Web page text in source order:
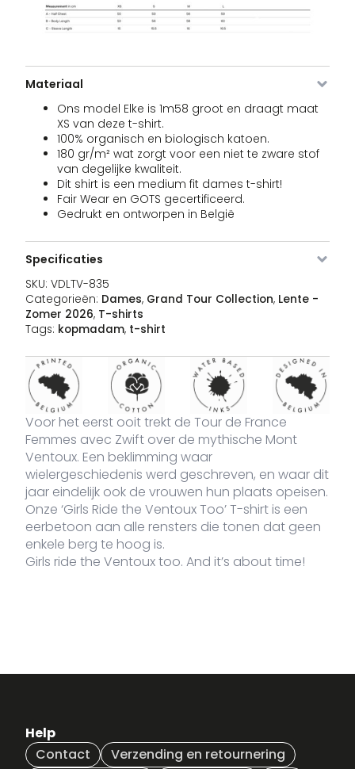
Materiaal
Ons model Elke is 1m58 groot en draagt maat
XS van deze t-shirt.
100% organisch en biologisch katoen.
180 gr/m² wat zorgt voor een niet te zware stof
van degelijke kwaliteit.
Dit shirt is een medium fit dames t-shirt!
Fair Wear en GOTS gecertificeerd.
Gedrukt en ontworpen in België
Specificaties
SKU: VDLTV-835
Categorieën: Dames, Grand Tour Collection, Lente -
Zomer 2026, T-shirts
Tags: kopmadam, t-shirt
Voor het eerst ooit trekt de Tour de France
Femmes avec Zwift over de mythische Mont
Ventoux. Een beklimming waar
wielergeschiedenis werd geschreven, en waar dit
jaar eindelijk ook de vrouwen hun plaats opeisen.
Onze ‘Girls Ride the Ventoux Too’ T-shirt is een
eerbetoon aan alle rensters die tonen dat geen
enkele berg te hoog is.
Girls ride the Ventoux too. And it’s about time!
Help
Contact
Verzending en retournering
VDLTV-
white S Op voorraad
VDLTV-
835-
WH-M
white M Op voorraad
VDLTV-
835-
WH-L
white L Op voorraad
VDLTV-
WH-XL
white